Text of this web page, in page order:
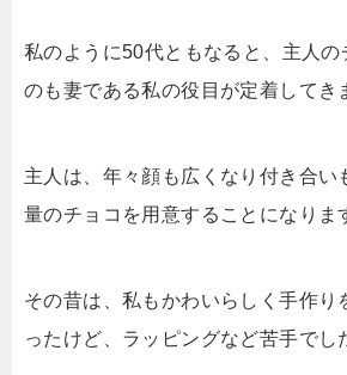
私のように50代ともなると、主人の
のも妻である私の役目が定着してき
主人は、年々顔も広くなり付き合い
量のチョコを用意することになりま
その昔は、私もかわいらしく手作り
ったけど、ラッピングなど苦手でし